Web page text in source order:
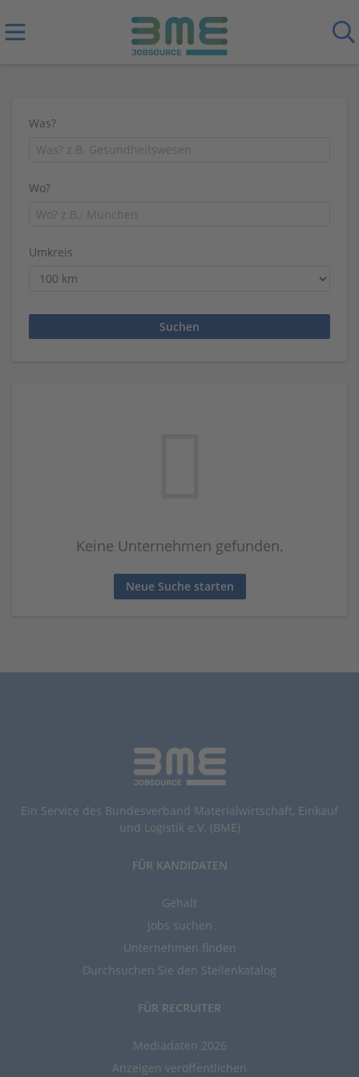
Was?
Wo?
Umkreis
Keine Unternehmen gefunden.
Neue Suche starten
Ein Service des Bundesverband Materialwirtschaft, Einkauf
und Logistik e.V. (BME)
FÜR KANDIDATEN
Gehalt
Jobs suchen
Unternehmen finden
Durchsuchen Sie den Stellenkatalog
FÜR RECRUITER
Mediadaten 2026
Anzeigen veröffentlichen